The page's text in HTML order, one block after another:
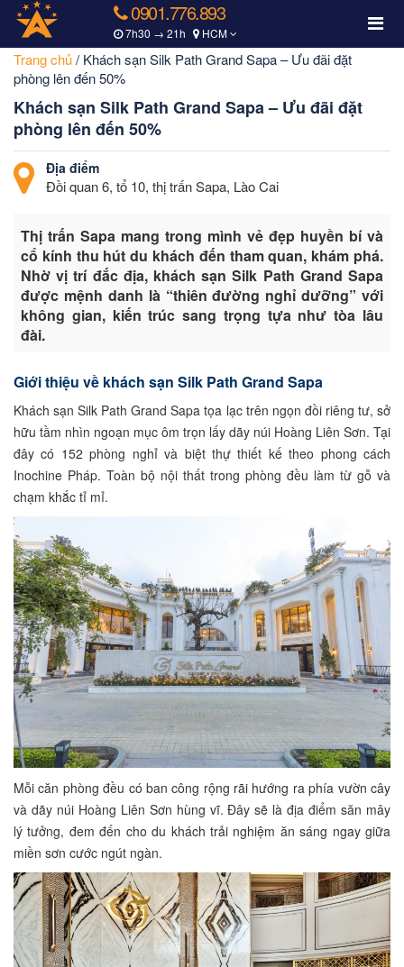
0901.776.893
7h30 → 21h HCM
Trang chủ/ Khách sạn Silk Path Grand Sapa – Ưu đãi đặt
phòng lên đến 50%
Khách sạn Silk Path Grand Sapa – Ưu đãi đặt
phòng lên đến 50%
Địa điểm
Đồi quan 6, tổ 10, thị trấn Sapa, Lào Cai
Thị trấn Sapa mang trong mình vẻ đẹp huyền bí và
cổ kính thu hút du khách đến tham quan, khám phá.
Nhờ vị trí đắc địa, khách sạn Silk Path Grand Sapa
được mệnh danh là “thiên đường nghỉ dưỡng” với
không gian, kiến trúc sang trọng tựa như tòa lâu
đài.
Giới thiệu về khách sạn Silk Path Grand Sapa
Khách sạn Silk Path Grand Sapa tọa lạc trên ngọn đồi riêng tư, sở
hữu tầm nhìn ngoạn mục ôm trọn lấy dãy núi Hoàng Liên Sơn. Tại
đây có 152 phòng nghỉ và biệt thự thiết kế theo phong cách
Inochine Pháp. Toàn bộ nội thất trong phòng đều làm từ gỗ và
chạm khắc tỉ mỉ.
Mỗi căn phòng đều có ban công rộng rãi hướng ra phía vườn cây
và dãy núi Hoàng Liên Sơn hùng vĩ. Đây sẽ là địa điểm săn mây
lý tưởng, đem đến cho du khách trải nghiệm ăn sáng ngay giữa
miền sơn cước ngút ngàn.